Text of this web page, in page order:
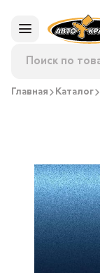
Главная Каталог